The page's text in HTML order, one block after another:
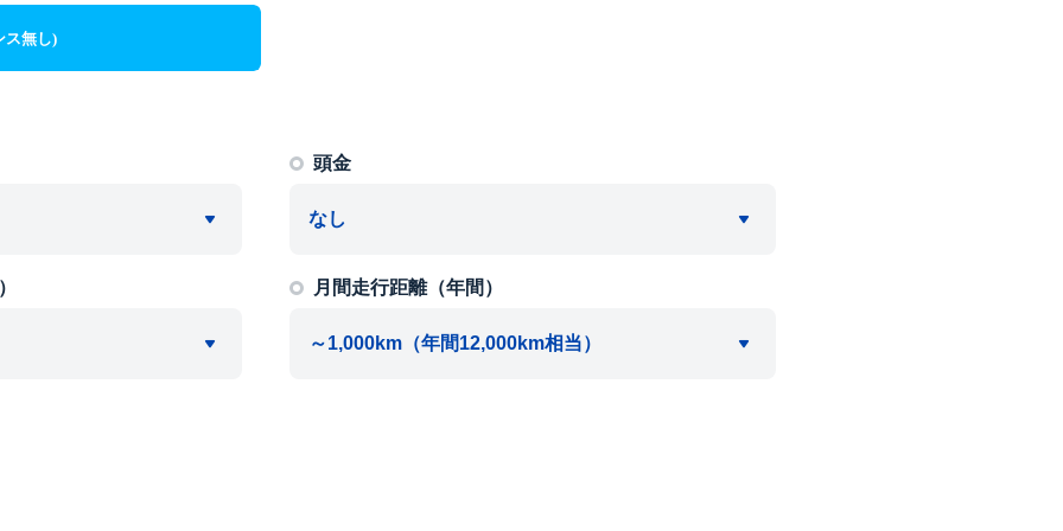
ス無し)
頭金
月間走行距離（年間）